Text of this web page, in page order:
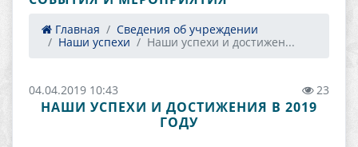
Главная
Сведения об учреждении
Наши успехи
Наши успехи и достижен...
04.04.2019 10:43 23
НАШИ УСПЕХИ И ДОСТИЖЕНИЯ В 2019
ГОДУ